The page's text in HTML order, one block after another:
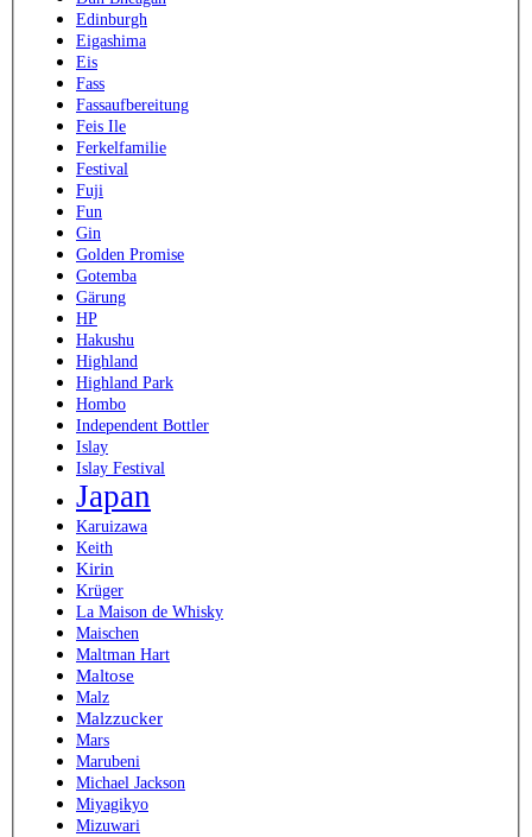
Edinburgh
Eigashima
Eis
Fass
Fassaufbereitung
Feis Ile
Ferkelfamilie
Festival
Fuji
Fun
Gin
Golden Promise
Gotemba
Gärung
HP
Hakushu
Highland
Highland Park
Hombo
Independent Bottler
Islay
Islay Festival
Japan
Karuizawa
Keith
Kirin
Krüger
La Maison de Whisky
Maischen
Maltman Hart
Maltose
Malz
Malzzucker
Mars
Marubeni
Michael Jackson
Miyagikyo
Mizuwari